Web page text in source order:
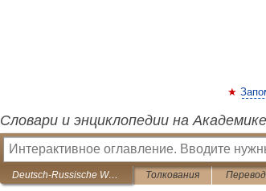
Словари и энциклопедии на Академике
Deutsch-Russische Wörterbuch der Chemie und Technologie der Silikate Толкования